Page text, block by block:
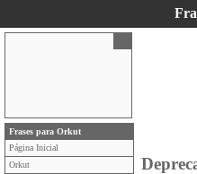
Frases para Orkut
Página Inicial
Orkut